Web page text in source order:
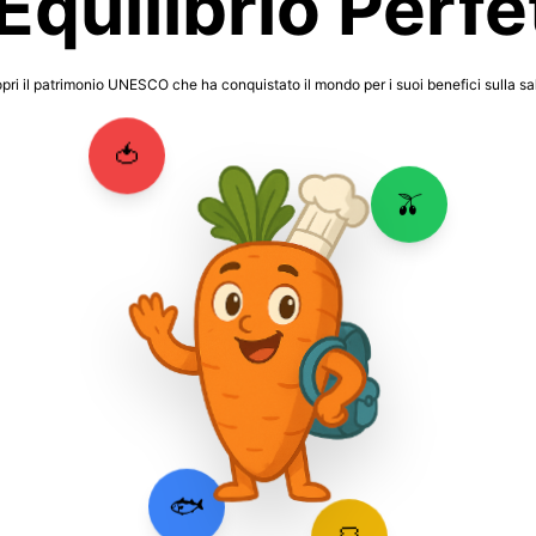
il patrimonio UNESCO che ha conquistato il mondo per i suoi benefici sulla
🍅
🫒
🐟